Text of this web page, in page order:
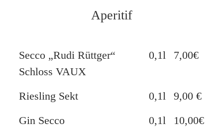
Aperitif
Secco „Rudi Rüttger“
Schloss VAUX
0,1l 7,00€
Riesling Sekt 0,1l
9,00 €
Gin Secco
0,1l
10,00€